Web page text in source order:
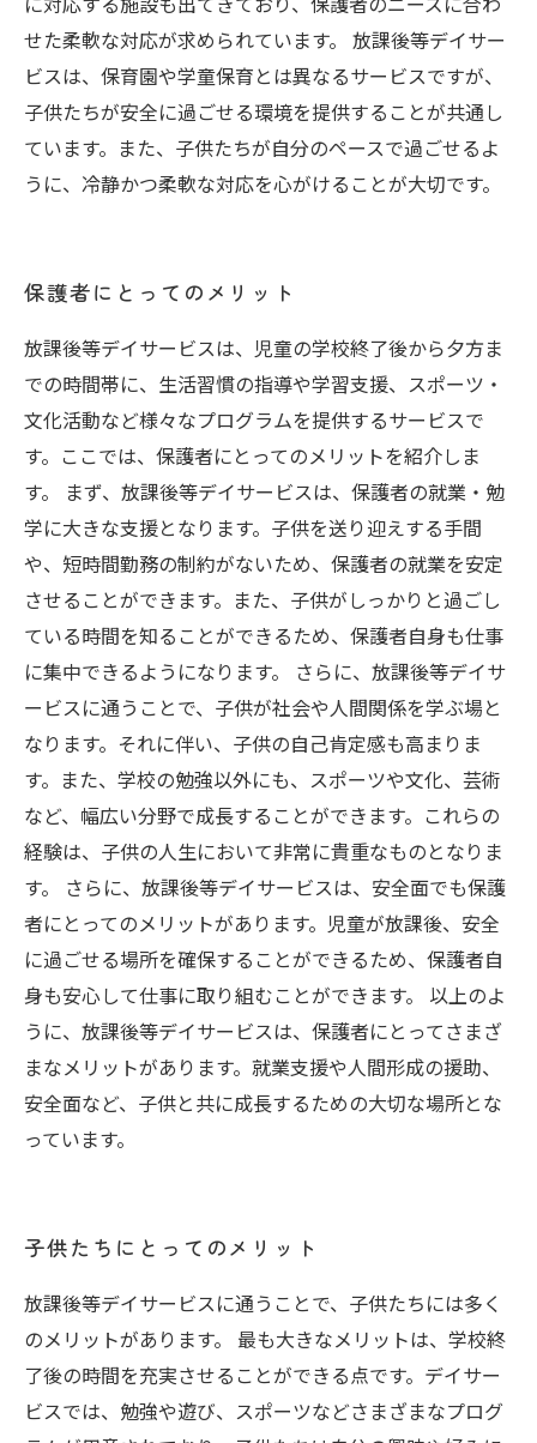
せた柔軟な対応が求められています。 放課後等デイサー
ビスは、保育園や学童保育とは異なるサービスですが、
子供たちが安全に過ごせる環境を提供することが共通し
ています。また、子供たちが自分のペースで過ごせるよ
うに、冷静かつ柔軟な対応を心がけることが大切です。
保護者にとってのメリット
放課後等デイサービスは、児童の学校終了後から夕方ま
での時間帯に、生活習慣の指導や学習支援、スポーツ・
文化活動など様々なプログラムを提供するサービスで
す。ここでは、保護者にとってのメリットを紹介しま
す。 まず、放課後等デイサービスは、保護者の就業・勉
学に大きな支援となります。子供を送り迎えする手間
や、短時間勤務の制約がないため、保護者の就業を安定
させることができます。また、子供がしっかりと過ごし
ている時間を知ることができるため、保護者自身も仕事
に集中できるようになります。 さらに、放課後等デイサ
ービスに通うことで、子供が社会や人間関係を学ぶ場と
なります。それに伴い、子供の自己肯定感も高まりま
す。また、学校の勉強以外にも、スポーツや文化、芸術
など、幅広い分野で成長することができます。これらの
経験は、子供の人生において非常に貴重なものとなりま
す。 さらに、放課後等デイサービスは、安全面でも保護
者にとってのメリットがあります。児童が放課後、安全
に過ごせる場所を確保することができるため、保護者自
身も安心して仕事に取り組むことができます。 以上のよ
うに、放課後等デイサービスは、保護者にとってさまざ
まなメリットがあります。就業支援や人間形成の援助、
安全面など、子供と共に成長するための大切な場所とな
っています。
子供たちにとってのメリット
放課後等デイサービスに通うことで、子供たちには多く
のメリットがあります。 最も大きなメリットは、学校終
了後の時間を充実させることができる点です。デイサー
ビスでは、勉強や遊び、スポーツなどさまざまなプログ